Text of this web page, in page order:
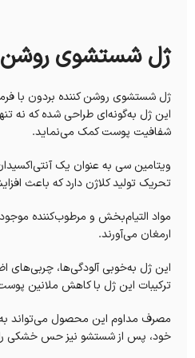
ژل شستشوی روشن
این ژل به‌گونه‌ای طراحی شده که نه
شفافیت پوست کمک می‌نماید.
تحریک تولید کلاژن دارد که باعث
مواد التیام‌بخش و مرطوب‌کننده
ارمغان می‌آورند.
ترکیبات این ژل با کاهش ملانین
مصرف مداوم این محصول می‌تواند
خود، پس از شستشو نیز حس خشکی